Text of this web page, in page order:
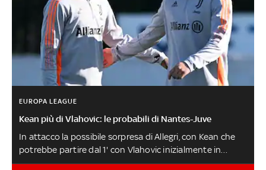
EUROPA LEAGUE
Kean più di Vlahovic: le probabili di Nantes-Juve
In attacco la possibile sorpresa di Allegri, con Kean che
potrebbe partire dal 1' con Vlahovic inizialmente in
panchina come uno dei cambi importanti (come